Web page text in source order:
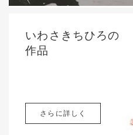
いわさきちひろの
作品
さらに詳しく